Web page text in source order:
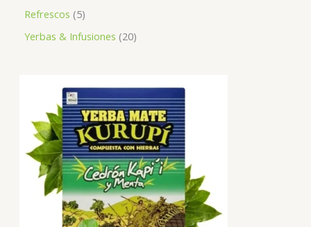
Refrescos 5
Yerbas & Infusiones 20